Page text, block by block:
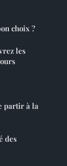
choix ?
les
partir à la
des